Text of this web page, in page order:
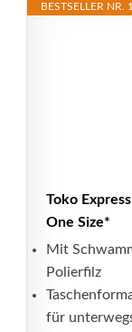
BESTSELLER NR.
Toko
One Size*
Mit
Polierfilz
für